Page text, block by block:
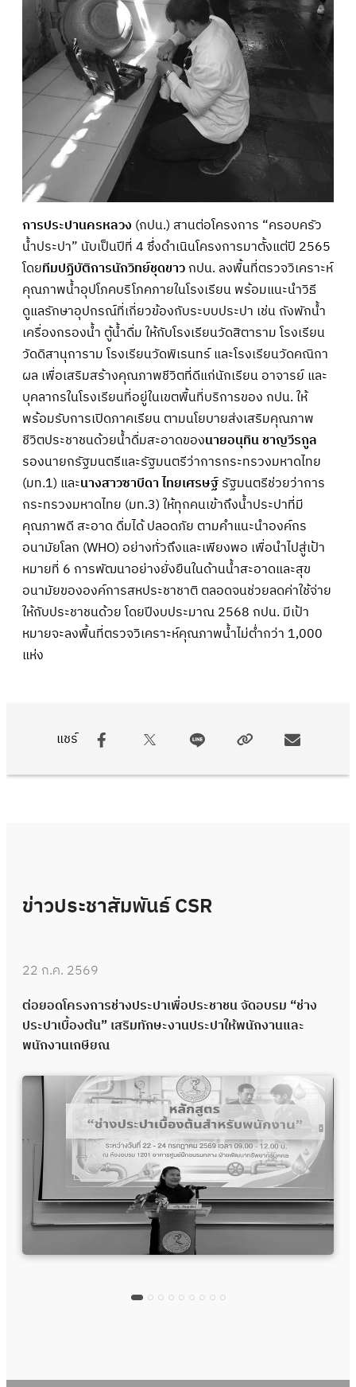
แชร์
การประปานครหลวง (กปน.) สานต่อโครงการ “ครอบครัว
น้ำประปา” นับเป็นปีที่ 4 ซึ่งดำเนินโครงการมาตั้งแต่ปี 2565
โดยทีมปฏิบัติการนักวิทย์ชุดขาวกปน. ลงพื้นที่ตรวจวิเคราะห์
คุณภาพน้ำอุปโภคบริโภคภายในโรงเรียน พร้อมแนะนำวิธี
ดูแลรักษาอุปกรณ์ที่เกี่ยวข้องกับระบบประปา เช่น ถังพักน้ำ
เครื่องกรองน้ำ ตู้น้ำดื่ม ให้กับโรงเรียนวัดสิตาราม โรงเรียน
วัดดิสานุการาม โรงเรียนวัดพิเรนทร์ และโรงเรียนวัดคณิกา
ผล เพื่อเสริมสร้างคุณภาพชีวิตที่ดีแก่นักเรียน อาจารย์ และ
บุคลากรในโรงเรียนที่อยู่ในเขตพื้นที่บริการของ กปน. ให้
พร้อมรับการเปิดภาคเรียน ตามนโยบายส่งเสริมคุณภาพ
ชีวิตประชาชนด้วยน้ำดื่มสะอาดของนายอนุทิน ชาญวีรกูล
รองนายกรัฐมนตรีและรัฐมนตรีว่าการกระทรวงมหาดไทย
(มท.1) และนางสาวซาบีดา ไทยเศรษฐ์รัฐมนตรีช่วยว่าการ
กระทรวงมหาดไทย (มท.3) ให้ทุกคนเข้าถึงน้ำประปาที่มี
คุณภาพดี สะอาด ดื่มได้ ปลอดภัย ตามคำแนะนำองค์กร
อนามัยโลก (WHO) อย่างทั่วถึงและเพียงพอ เพื่อนำไปสู่เป้า
หมายที่ 6 การพัฒนาอย่างยั่งยืนในด้านน้ำสะอาดและสุข
อนามัยขององค์การสหประชาชาติ ตลอดจนช่วยลดค่าใช้จ่าย
ให้กับประชาชนด้วย โดยปีงบประมาณ 2568 กปน. มีเป้า
หมายจะลงพื้นที่ตรวจวิเคราะห์คุณภาพน้ำไม่ต่ำกว่า 1,000
แห่ง
ข่าวประชาสัมพันธ์ CSR
22 ก.ค. 2569
ต่อยอดโครงการช่างประปาเพื่อประชาชน จัดอบรม “ช่าง
ประปาเบื้องต้น” เสริมทักษะงานประปาให้พนักงานและ
พนักงานเกษียณ